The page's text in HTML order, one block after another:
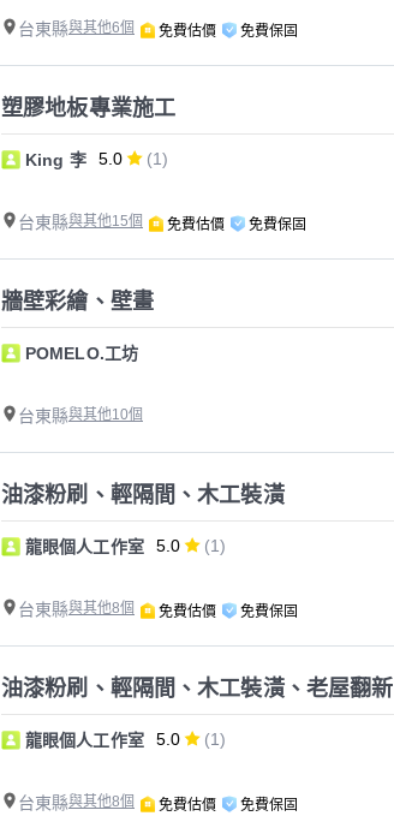
台東縣與其他6個 免費估價 免費保固
塑膠地板專業施工
King 李 5.0 (1)
台東縣與其他15個 免費估價 免費保固
牆壁彩繪、壁畫
POMELO.工坊
台東縣與其他10個
油漆粉刷、輕隔間、木工裝潢
龍眼個人工作室 5.0 (1)
台東縣與其他8個 免費估價 免費保固
油漆粉刷、輕隔間、木工裝潢、老屋翻新
龍眼個人工作室 5.0 (1)
台東縣與其他8個 免費估價 免費保固